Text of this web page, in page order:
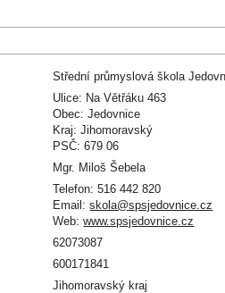
Střední průmyslová škola
Ulice: Na Větřáku 463
Obec: Jedovnice
Kraj: Jihomoravský
PSČ: 679 06
Mgr. Miloš Šebela
Telefon: 516 442 820
Email:skola@spsjedovnice.cz
Web:www.spsjedovnice.cz
62073087
600171841
Jihomoravský kraj